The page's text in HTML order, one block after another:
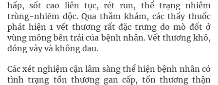
hấp, sốt cao liên tục, rét run, thể trạng nhiễm
trùng-nhiễm độc. Qua thăm khám, các thầy thuốc
phát hiện 1 vết thương rất đặc trưng do mò đốt ở
vùng mông bên trái của bệnh nhân. Vết thương khô,
đóng vảy và không đau.
Các xét nghiệm cận lâm sàng thể hiện bệnh nhân có
tình trạng tổn thương gan cấp, tổn thương thận